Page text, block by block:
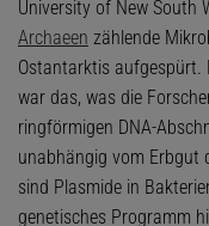
University of New South
Archaeen zählende
Ostantarktis aufgespürt.
war das, was die
ringförmigen DNA-
unabhängig vom Erbgut
sind Plasmide in
genetisches Programm